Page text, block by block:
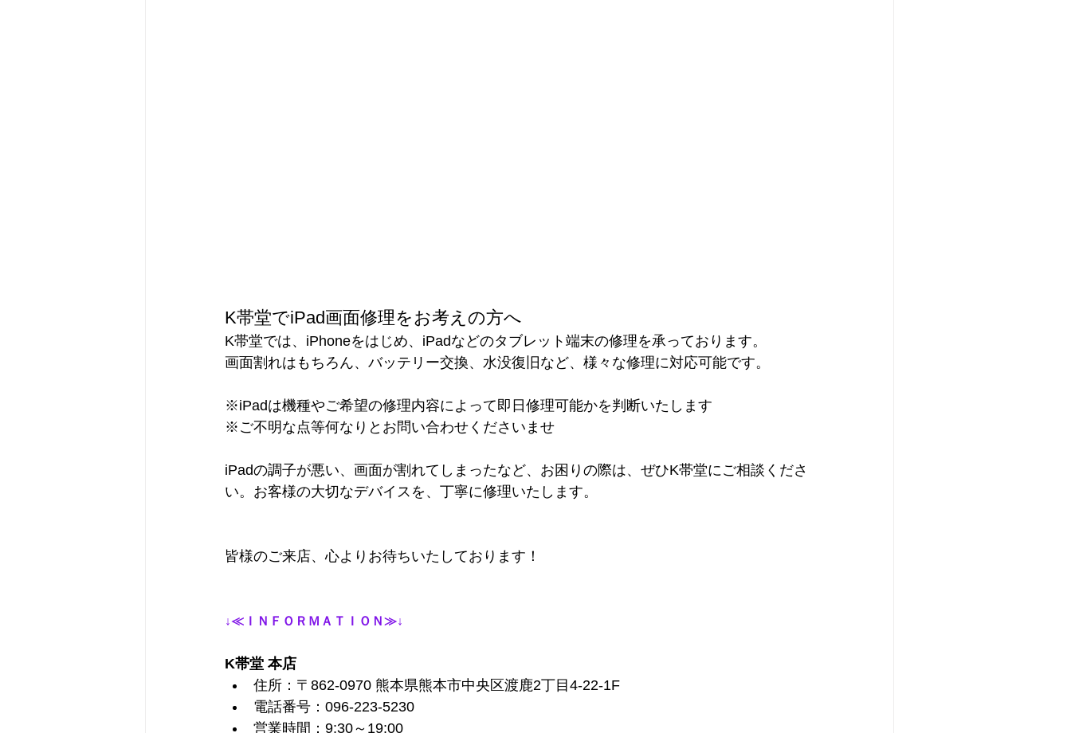
K帯堂でiPad画面修理をお考えの方へ
K帯堂では、iPhoneをはじめ、iPadなどのタブレット端末の修理を承っております。
画面割れはもちろん、バッテリー交換、水没復旧など、様々な修理に対応可能です。
※iPadは機種やご希望の修理内容によって即日修理可能かを判断いたします
※ご不明な点等何なりとお問い合わせくださいませ
iPadの調子が悪い、画面が割れてしまったなど、お困りの際は、ぜひK帯堂にご相談くださ
い。お客様の大切なデバイスを、丁寧に修理いたします。
皆様のご来店、心よりお待ちいたしております！
↓≪ＩＮＦＯＲＭＡＴＩＯＮ≫↓
K帯堂 本店
住所：〒862-0970 熊本県熊本市中央区渡鹿2丁目4-22-1F
電話番号：096-223-5230
営業時間：9:30～19:00